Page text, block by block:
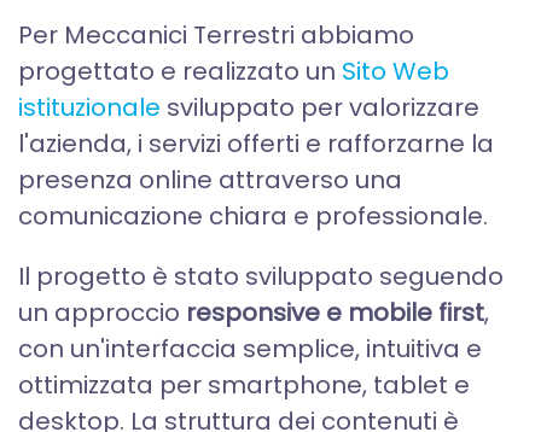
Per Meccanici Terrestri abbiamo
progettato e realizzato un Sito Web
istituzionale sviluppato per valorizzare
l'azienda, i servizi offerti e rafforzarne la
presenza online attraverso una
comunicazione chiara e professionale.
Il progetto è stato sviluppato seguendo
un approccio responsive e mobile first,
con un'interfaccia semplice, intuitiva e
ottimizzata per smartphone, tablet e
desktop. La struttura dei contenuti è